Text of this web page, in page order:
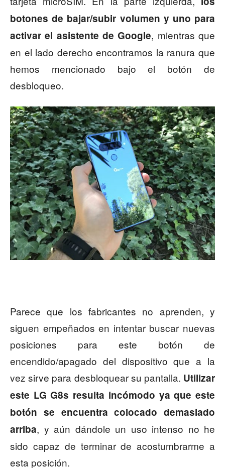
botones de bajar/subir volumen y uno para
activar el asistente de Google, mientras que
en el lado derecho encontramos la ranura que
hemos mencionado bajo el botón de
desbloqueo.
Parece que los fabricantes no aprenden, y
siguen empeñados en intentar buscar nuevas
posiciones para este botón de
encendido/apagado del dispositivo que a la
vez sirve para desbloquear su pantalla. Utilizar
este LG G8s resulta incómodo ya que este
botón se encuentra colocado demasiado
arriba, y aún dándole un uso intenso no he
sido capaz de terminar de acostumbrarme a
esta posición.